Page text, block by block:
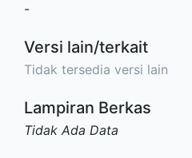
-
Versi lain/terkait
Tidak tersedia versi lain
Lampiran Berkas
Tidak Ada Data